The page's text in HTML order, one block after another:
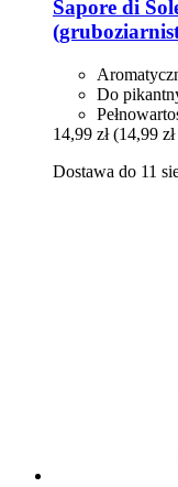
Sapore di
Do
14,99 zł (14,99
Dostawa do 11